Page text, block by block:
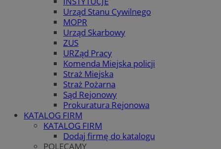
Urząd Stanu Cywilnego
MOPR
Urząd Skarbowy
ZUS
URZąd Pracy
Komenda Miejska policji
Straż Miejska
Straż Pożarna
Sąd Rejonowy
Prokuratura Rejonowa
KATALOG FIRM
KATALOG FIRM
Dodaj firmę do katalogu
POLECAMY